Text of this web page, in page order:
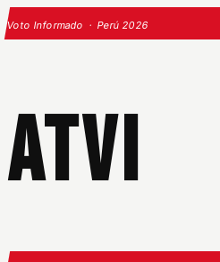
Voto Informado · Perú 2026
ATVI